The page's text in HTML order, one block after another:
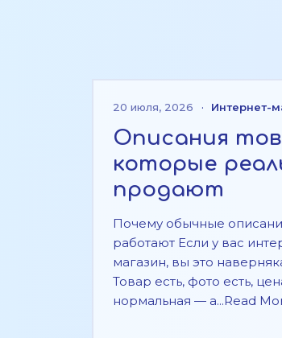
20 июля, 2026 · Интернет-
Описания
которые
продают
Почему обычные
работают Если у вас
магазин, вы это
Товар есть, фото есть,
нормальная — а...Read